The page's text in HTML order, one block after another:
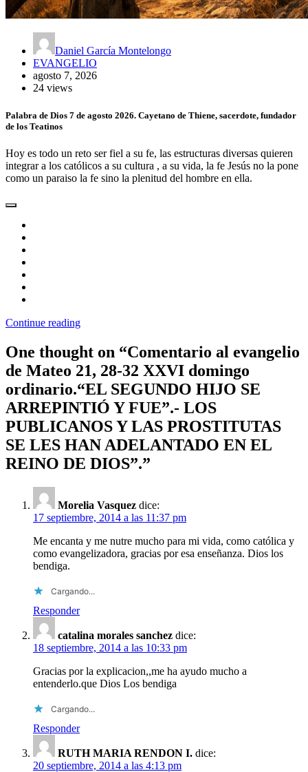
Daniel García Montelongo
EVANGELIO
agosto 7, 2026
24 views
Palabra de Dios 7 de agosto 2026. Cayetano de Thiene, sacerdote, fundador
de los Teatinos
Hoy es todo un reto ser fiel a su fe, las estructuras diversas quieren
integrar a los católicos a su cultura , a su vida, la fe Jesús no la pone
como un paraiso la fe sino la plenitud del hombre en ella.
Continue reading
One thought on “Comentario al evangelio
de Mateo 21, 28-32 XXVI domingo
ordinario.“EL SEGUNDO HIJO SE
ARREPINTIÓ Y FUE”.- LOS
PUBLICANOS Y LAS PROSTITUTAS
SE LES HAN ADELANTADO EN EL
REINO DE DIOS”.”
Morelia Vasquez dice:
17 septiembre, 2014 a las 11:37 pm
Me encanta y me nutre mucho para mi vida, como católica y
como evangelizadora, gracias por esa enseñanza. Dios los
bendiga.
Cargando...
Responder
catalina morales sanchez dice:
18 septiembre, 2014 a las 10:33 pm
Gracias por la explicacion,,me ha ayudo mucho a
entenderlo.que Dios Los bendiga
Cargando...
Responder
RUTH MARIA RENDON I. dice:
20 septiembre, 2014 a las 4:13 pm